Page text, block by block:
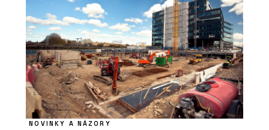
NOVINKY A NÁZORY